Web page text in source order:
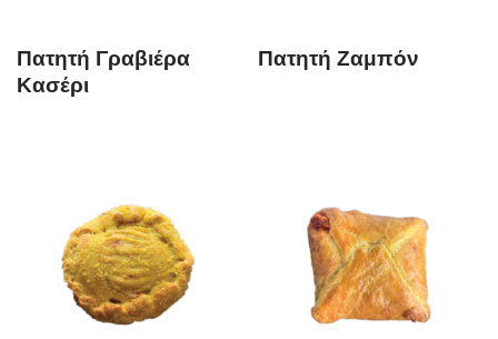
Πατητή Γραβιέρα
Κασέρι
Πατητή Ζαμπόν